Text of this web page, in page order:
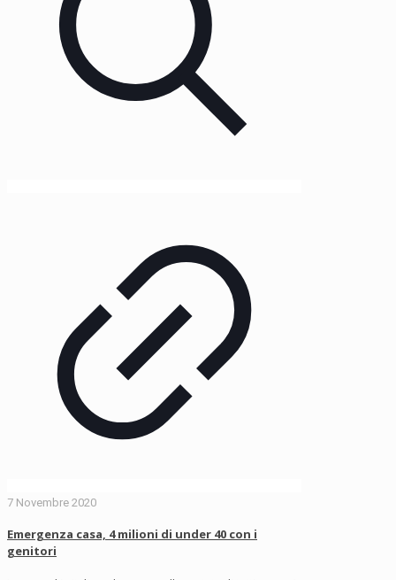
7 Novembre 2020
Emergenza casa, 4 milioni di under 40 con i
genitori